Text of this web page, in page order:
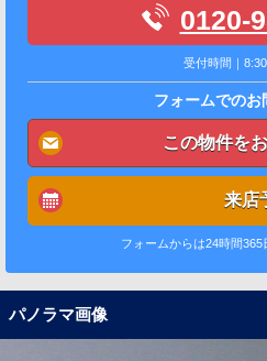
0120-
受付時間｜
フォームでのお
この物件を
来店
フォームからは24時間365
パノラマ画像